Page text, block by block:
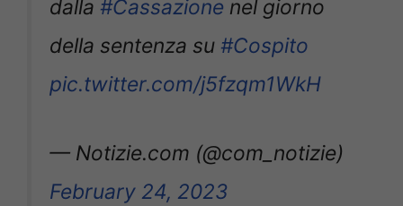
dalla #Cassazione nel giorno
della sentenza su #Cospito
pic.twitter.com/j5fzqm1WkH
— Notizie.com (@com_notizie)
February 24, 2023